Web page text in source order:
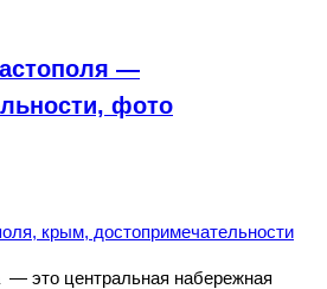
—
фото
это центральная набережная